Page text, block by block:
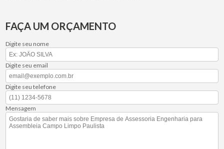
FAÇA UM ORÇAMENTO
Digite seu nome
Digite seu email
Digite seu telefone
Mensagem